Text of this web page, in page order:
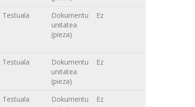
Testuala
Dokumentu
unitatea
(pieza)
Ez
Testuala
Dokumentu
unitatea
(pieza)
Ez
Testuala
Dokumentu
Ez